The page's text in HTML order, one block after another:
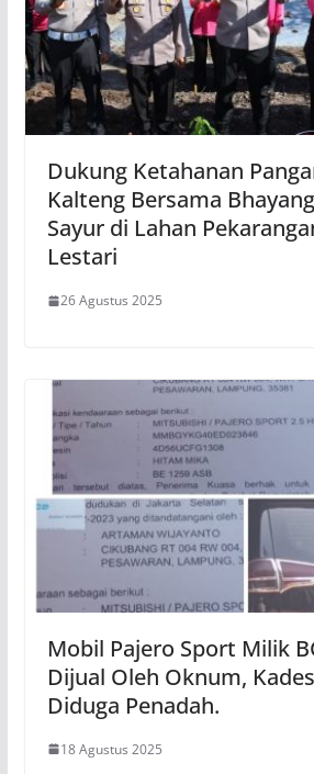
Dukung Ketahanan
Kalteng Bersama
Sayur di Lahan
Lestari
26 Agustus 2025
Mobil Pajero Sport Milik
Dijual Oleh Oknum,
Diduga Penadah.
18 Agustus 2025